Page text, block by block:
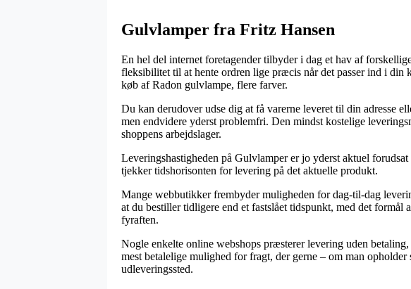
Gulvlamper fra Fritz Hansen
En hel del internet foretagender tilbyder i dag et hav af
fleksibilitet til at hente ordren lige præcis når det passer ind i
køb af Radon gulvlampe, flere farver.
Du kan derudover udse dig at få varerne leveret til din adresse
men endvidere yderst problemfri. Den mindst kostelige
shoppens arbejdslager.
Leveringshastigheden på Gulvlamper er jo yderst aktuel
tjekker tidshorisonten for levering på det aktuelle produkt.
Mange webbutikker frembyder muligheden for dag-til-dag
at du bestiller tidligere end et fastslået tidspunkt, med det
fyraften.
Nogle enkelte online webshops præsterer levering uden
mest betalelige mulighed for fragt, der gerne – om man
udleveringssted.